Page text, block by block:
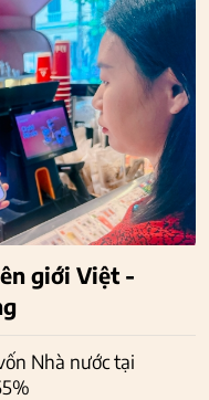
giới Việt -
Nhà nước tại